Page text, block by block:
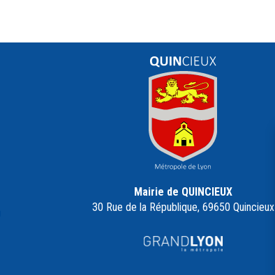
Mairie de QUINCIEUX
30 Rue de la République, 69650 Quincieux